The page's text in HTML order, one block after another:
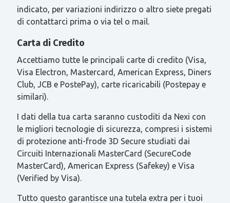
indicato, per variazioni indirizzo o altro siete pregati
di contattarci prima o via tel o mail.
Carta di Credito
Accettiamo tutte le principali carte di credito (Visa,
Visa Electron, Mastercard, American Express, Diners
Club, JCB e PostePay), carte ricaricabili (Postepay e
similari).
I dati della tua carta saranno custoditi da Nexi con
le migliori tecnologie di sicurezza, compresi i sistemi
di protezione anti-frode 3D Secure studiati dai
Circuiti Internazionali MasterCard (SecureCode
MasterCard), American Express (Safekey) e Visa
(Verified by Visa).
Tutto questo garantisce una tutela extra per i tuoi